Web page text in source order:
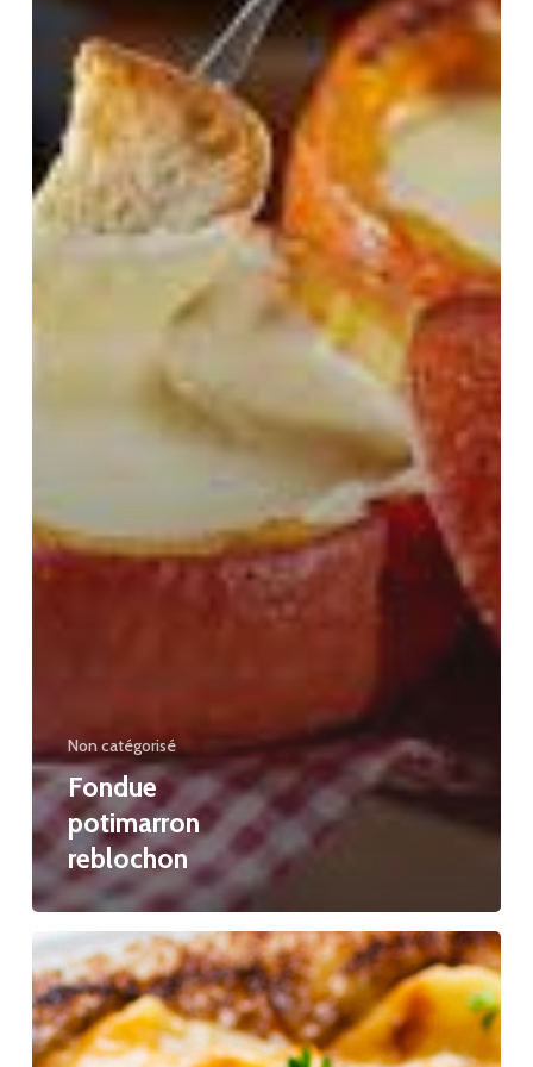
Non catégorisé
Fondue
potimarron
reblochon
Gratin
au
persil